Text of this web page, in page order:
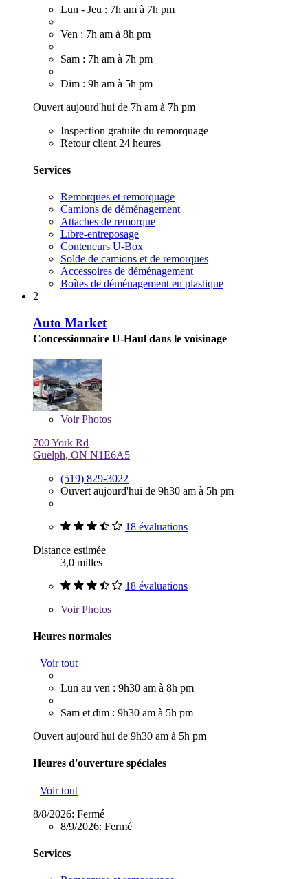
Lun - Jeu : 7h am à 7h pm
Ven : 7h am à 8h pm
Sam : 7h am à 7h pm
Dim : 9h am à 5h pm
Ouvert aujourd'hui de 7h am à 7h pm
Inspection gratuite du remorquage
Retour client 24 heures
Services
Remorques et remorquage
Camions de déménagement
Attaches de remorque
Libre-entreposage
Conteneurs U-Box
Solde de camions et de remorques
Accessoires de déménagement
Boîtes de déménagement en plastique
2
Auto Market
Concessionnaire U-Haul dans le voisinage
VoirPhotos
700 York Rd
Guelph, ON N1E6A5
(519) 829-3022
Ouvert aujourd'hui de 9h30 am à 5h pm
18 évaluations
Distance estimée
3,0 milles
18 évaluations
VoirPhotos
Heures normales
Voir tout
Lun au ven : 9h30 am à 8h pm
Sam et dim : 9h30 am à 5h pm
Ouvert aujourd'hui de 9h30 am à 5h pm
Heures d'ouverture spéciales
Voir tout
8/8/2026: Fermé
8/9/2026: Fermé
Services